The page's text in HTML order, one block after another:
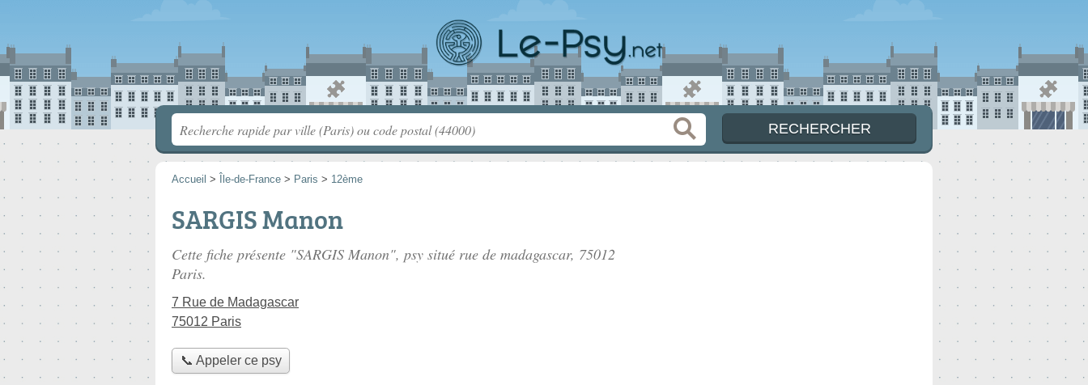
Accueil > Île-de-France > Paris > 12ème
SARGIS Manon
Cette fiche présente "SARGIS Manon", psy situé rue de madagascar, 75012
Paris.
7 Rue de Madagascar
75012 Paris
📞 Appeler ce psy